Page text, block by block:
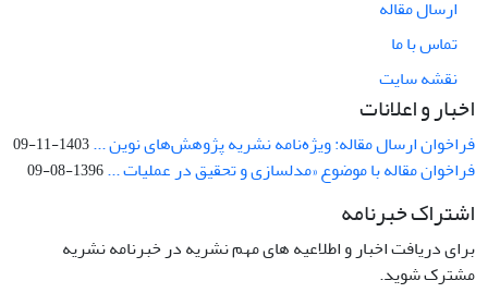
ارسال مقاله
تماس با ما
نقشه سایت
اخبار و اعلانات
فراخوان ارسال مقاله: ویژه‌نامه نشریه پژوهش‌های نوین ...1403-11-09
فراخوان مقاله با موضوع «مدلسازی و تحقیق در عملیات ...1396-08-09
اشتراک خبرنامه
برای دریافت اخبار و اطلاعیه های مهم نشریه در خبرنامه نشریه
مشترک شوید.